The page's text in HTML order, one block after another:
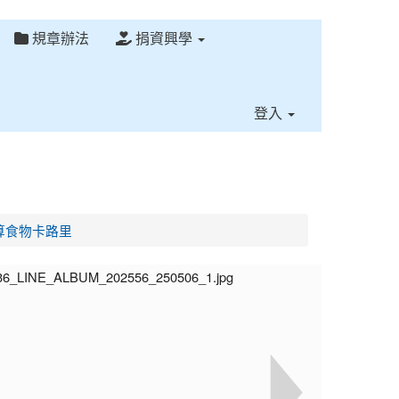
規章辦法 捐資興學
登入
食物卡路里